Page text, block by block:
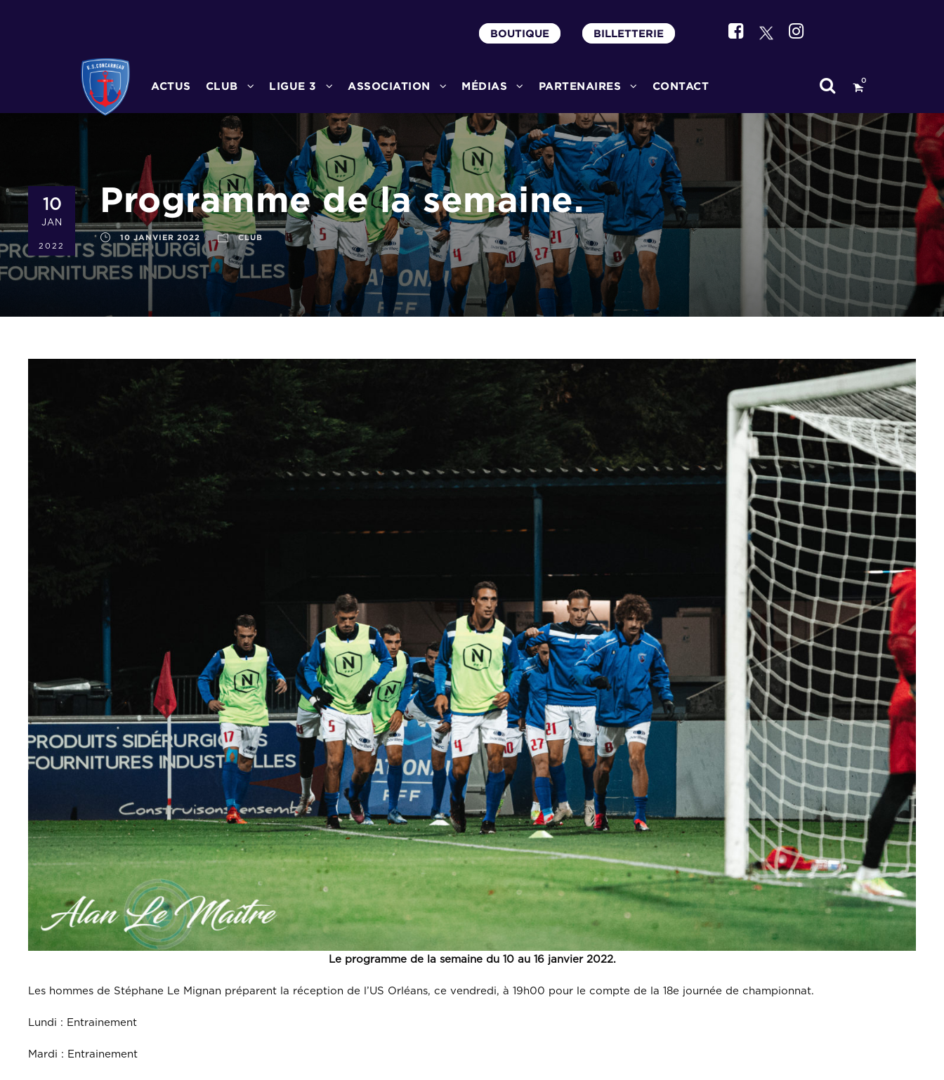
BOUTIQUE BILLETTERIE
ACTUS CLUB LIGUE 3 ASSOCIATION MÉDIAS PARTENAIRES CONTACT 0
10
JAN
2022
Programme de la semaine.
10 JANVIER 2022 CLUB
Le programme de la semaine du 10 au 16 janvier 2022.
Les hommes de Stéphane Le Mignan préparent la réception de l’US Orléans, ce vendredi, à 19h00 pour le compte de la 18e journée de championnat.
Lundi : Entrainement
Mardi : Entrainement